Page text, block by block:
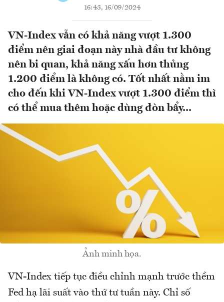
16:43, 16/09/2024
VN-Index vẫn có khả năng vượt 1.300
điểm nên giai đoạn này nhà đầu tư không
nên bi quan, khả năng xấu hơn thủng
1.200 điểm là không có. Tốt nhất nằm im
cho đến khi VN-Index vượt 1.300 điểm thì
có thể mua thêm hoặc dùng đòn bẩy...
Ảnh minh họa.
VN-Index tiếp tục điều chỉnh mạnh trước thềm
Fed hạ lãi suất vào thứ tư tuần này. Chỉ số